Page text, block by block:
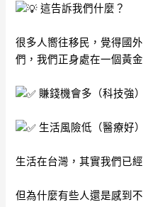
這告訴我們什麼？
很多人嚮往移民，覺得國
們，我們正身處在一個黃金
賺錢機會多（科技強）
生活風險低（醫療好）
生活在台灣，其實我們已
但為什麼有些人還是感到不